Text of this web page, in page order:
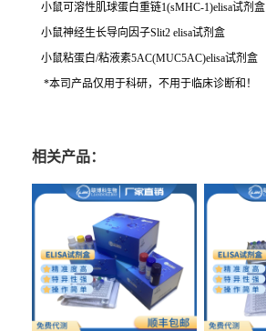
小鼠可溶性肌球蛋白重链1(sMHC-1)elisa试剂盒
小鼠神经生长导向因子Slit2 elisa试剂盒
小鼠粘蛋白/粘液素5AC(MUC5AC)elisa试剂盒
*本司产品仅用于科研，不用于临床诊断和！
相关产品：